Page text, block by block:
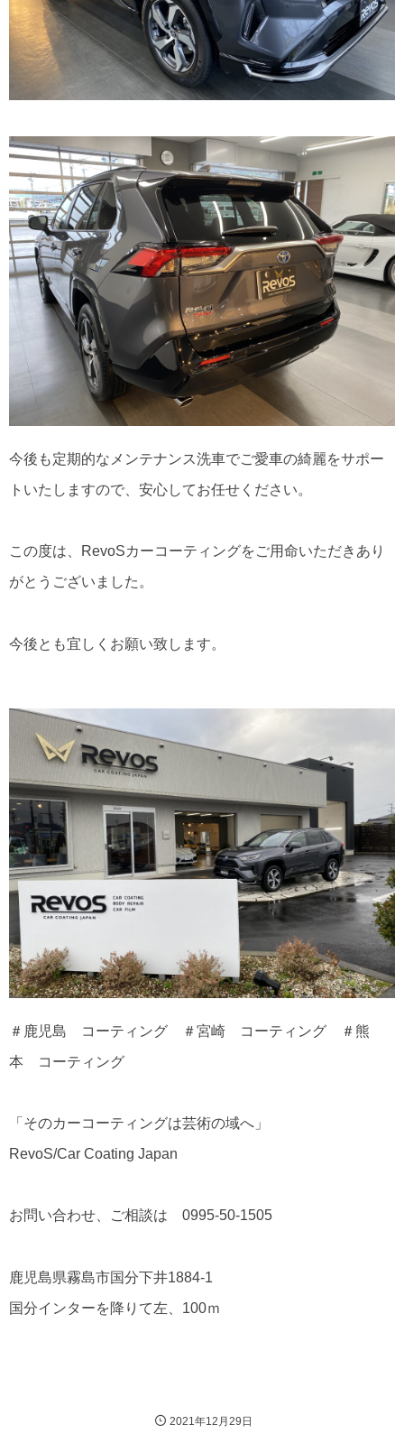
今後も定期的なメンテナンス洗車でご愛車の綺麗をサポー
トいたしますので、安心してお任せください。
この度は、RevoSカーコーティングをご用命いただきあり
がとうございました。
今後とも宜しくお願い致します。
＃鹿児島 コーティング ＃宮崎 コーティング ＃熊
本 コーティング
「そのカーコーティングは芸術の域へ」
RevoS/Car Coating Japan
お問い合わせ、ご相談は 0995-50-1505
鹿児島県霧島市国分下井1884-1
国分インターを降りて左、100ｍ
2021年12月29日